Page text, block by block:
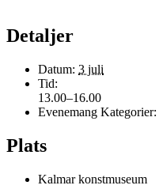
Detaljer
Datum: 3 juli
Tid:
13.00–16.00
Evenemang Kategorier:
Plats
Kalmar konstmuseum